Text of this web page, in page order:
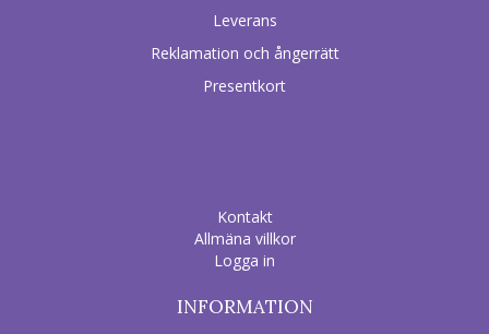
Leverans
Reklamation och ångerrätt
Presentkort
Kontakt
Allmäna villkor
Logga in
INFORMATION